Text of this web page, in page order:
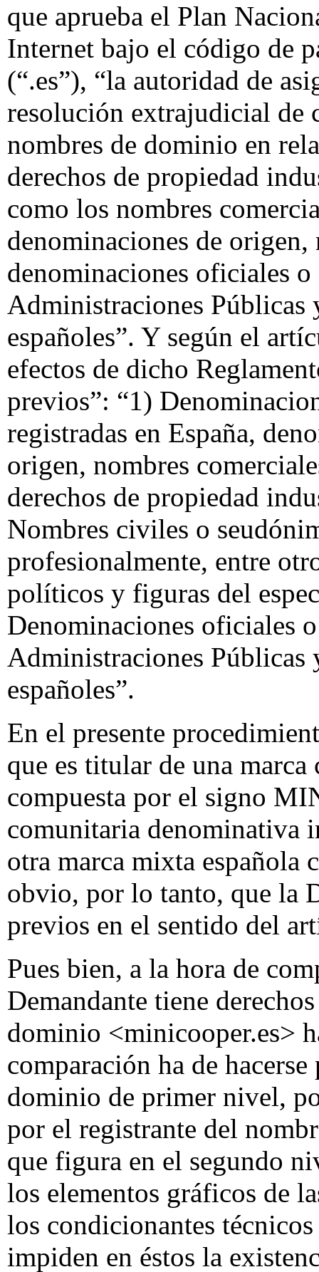
que aprueba el Plan
Internet bajo el código de
(“.es”), “la autoridad de
resolución extrajudicial de
nombres de dominio en
derechos de propiedad
como los nombres
denominaciones de origen,
denominaciones oficiales
Administraciones Públicas
españoles”. Y según el
efectos de dicho
previos”: “1)
registradas en España,
origen, nombres
derechos de propiedad
Nombres civiles o
profesionalmente, entre
políticos y figuras del
Denominaciones oficiales
Administraciones Públicas
españoles”.
En el presente
que es titular de una
compuesta por el signo
comunitaria denominativa
otra marca mixta española
obvio, por lo tanto, que la
previos en el sentido del
Pues bien, a la hora de
Demandante tiene
dominio <minicooper.es>
comparación ha de
dominio de primer nivel,
por el registrante del
que figura en el segundo
los elementos gráficos de
los condicionantes
impiden en éstos la